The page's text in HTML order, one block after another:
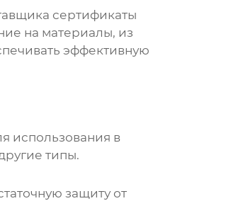
сертификаты
на материалы, из
эффективную
использования в
типы.
защиту от